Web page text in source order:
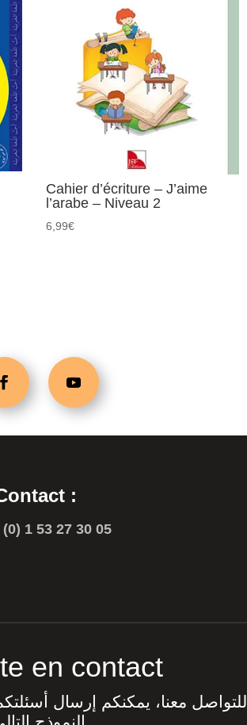
Cahier d’écriture – J’aime
l’arabe – Niveau 2
6,99€
:
(0) 1 53 27 30 05
en contact
للتواصل معنا، يمكنكم إرسال